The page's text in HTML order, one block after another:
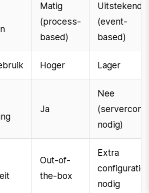
Matig
(process-
based)
Uitstekend
(event-
based)
Hoger Lager
Ja
Nee
nodig)
Out-of-
the-box
Extra
configuratie
nodig